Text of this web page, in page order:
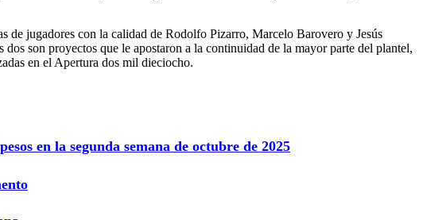
de jugadores con la calidad de Rodolfo Pizarro, Marcelo Barovero y Jesús
son proyectos que le apostaron a la continuidad de la mayor parte del plantel,
en el Apertura dos mil dieciocho.
en la segunda semana de octubre de 2025